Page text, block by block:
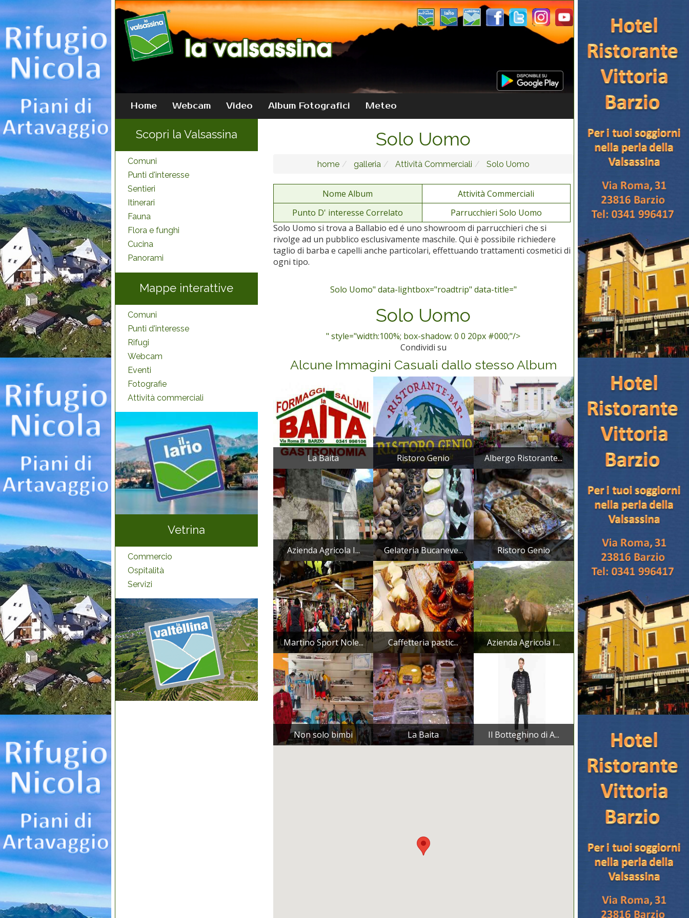
Home Webcam Video Album Fotografici Meteo
Scopri la Valsassina
Comuni
Punti d'interesse
Sentieri
Itinerari
Fauna
Flora e funghi
Cucina
Panorami
Mappe interattive
Comuni
Punti d'interesse
Rifugi
Webcam
Eventi
Fotografie
Attività commerciali
Vetrina
Commercio
Ospitalità
Servizi
Solo Uomo
home galleria Attività Commerciali Solo Uomo
Nome Album
Attività Commerciali
Punto D' interesse Correlato
Parrucchieri Solo Uomo
Solo Uomo si trova a Ballabio ed é uno showroom di parrucchieri che si
rivolge ad un pubblico esclusivamente maschile. Qui è possibile richiedere
taglio di barba e capelli anche particolari, effettuando trattamenti cosmetici di
ogni tipo.
Solo Uomo" data-lightbox="roadtrip" data-title="
Solo Uomo
" style="width:100%; box-shadow: 0 0 20px #000;"/>
Condividi su
Alcune Immagini Casuali dallo stesso Album
La Baita Ristoro Genio Albergo Ristorante...
Azienda Agricola I... Gelateria Bucaneve... Ristoro Genio
Martino Sport Nole... Caffetteria pastic... Azienda Agricola I...
Non solo bimbi La Baita Il Botteghino di A...